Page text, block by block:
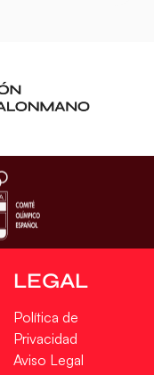
LEGAL
Política de
Privacidad
Aviso Legal